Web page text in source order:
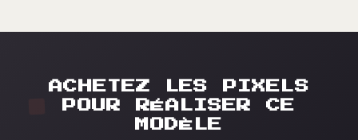
ACHETEZ LES PIXELS
POUR RÉALISER CE
MODÈLE